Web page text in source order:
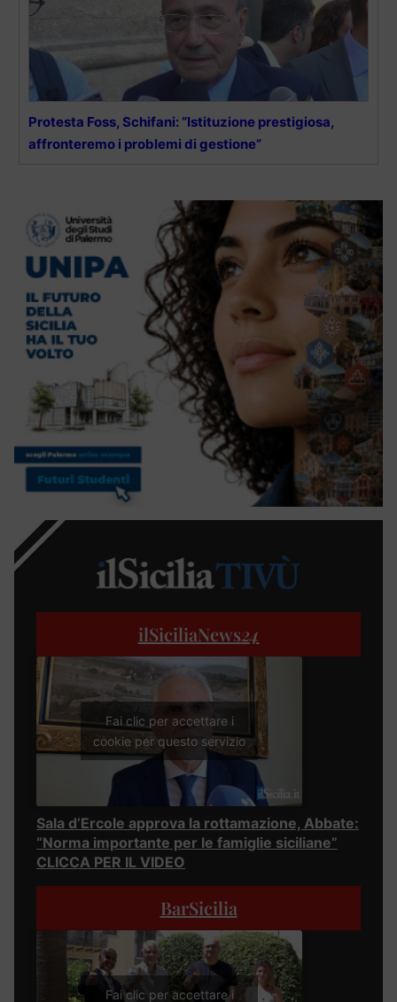
Protesta Foss, Schifani: “Istituzione prestigiosa,
affronteremo i problemi di gestione”
ilSiciliaNews24
Fai clic per accettare i
cookie per questo servizio
Sala d’Ercole approva la rottamazione, Abbate:
“Norma importante per le famiglie siciliane”
CLICCA PER IL VIDEO
BarSicilia
Fai clic per accettare i